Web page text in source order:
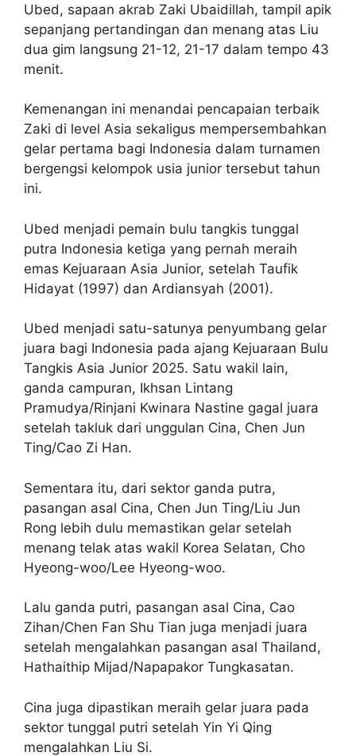
Ubed, sapaan akrab Zaki Ubaidillah, tampil apik
sepanjang pertandingan dan menang atas Liu
dua gim langsung 21-12, 21-17 dalam tempo 43
menit.
Kemenangan ini menandai pencapaian terbaik
Zaki di level Asia sekaligus mempersembahkan
gelar pertama bagi Indonesia dalam turnamen
bergengsi kelompok usia junior tersebut tahun
ini.
Ubed menjadi pemain bulu tangkis tunggal
putra Indonesia ketiga yang pernah meraih
emas Kejuaraan Asia Junior, setelah Taufik
Hidayat (1997) dan Ardiansyah (2001).
Ubed menjadi satu-satunya penyumbang gelar
juara bagi Indonesia pada ajang Kejuaraan Bulu
Tangkis Asia Junior 2025. Satu wakil lain,
ganda campuran, Ikhsan Lintang
Pramudya/Rinjani Kwinara Nastine gagal juara
setelah takluk dari unggulan Cina, Chen Jun
Ting/Cao Zi Han.
Sementara itu, dari sektor ganda putra,
pasangan asal Cina, Chen Jun Ting/Liu Jun
Rong lebih dulu memastikan gelar setelah
menang telak atas wakil Korea Selatan, Cho
Hyeong-woo/Lee Hyeong-woo.
Lalu ganda putri, pasangan asal Cina, Cao
Zihan/Chen Fan Shu Tian juga menjadi juara
setelah mengalahkan pasangan asal Thailand,
Hathaithip Mijad/Napapakor Tungkasatan.
Cina juga dipastikan meraih gelar juara pada
sektor tunggal putri setelah Yin Yi Qing
mengalahkan Liu Si.